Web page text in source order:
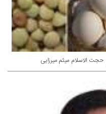
حجت الاسلام میثم میرزایی